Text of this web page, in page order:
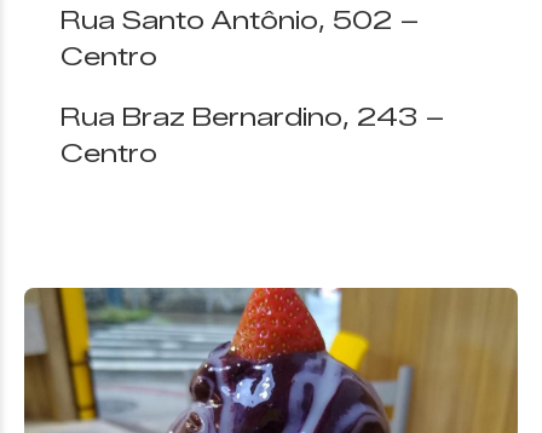
Rua Santo Antônio, 502 –
Centro
Rua Braz Bernardino, 243 –
Centro